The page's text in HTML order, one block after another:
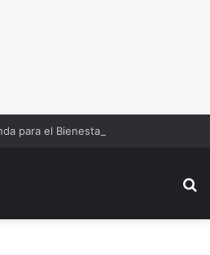
para el Bienestar 2026